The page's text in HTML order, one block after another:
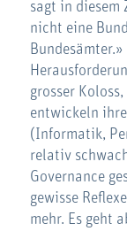
sagt in diesem
nicht eine
grosser
entwickeln
(Informatik,
relativ
Governance
gewisse
mehr. Es geht